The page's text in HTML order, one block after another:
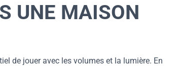
UNE MAISON
de jouer avec les volumes et la lumière. En